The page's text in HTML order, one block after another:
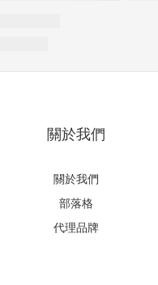
關於我們
關於我們
部落格
代理品牌